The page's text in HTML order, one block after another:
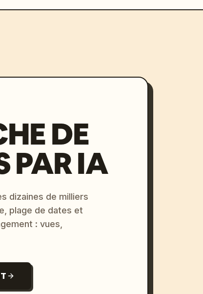
DE
PAR IA
dizaines de milliers
plage de dates et
: vues,